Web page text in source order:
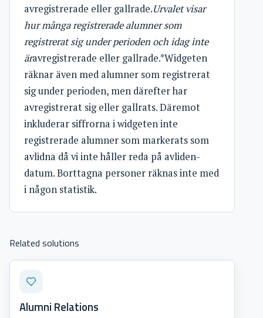
avregistrerade eller gallrade.Urvalet visar
hur många registrerade alumner som
registrerat sig under perioden och idag inte
äravregistrerade eller gallrade.*Widgeten
räknar även med alumner som registrerat
sig under perioden, men därefter har
avregistrerat sig eller gallrats. Däremot
inkluderar siffrorna i widgeten inte
registrerade alumner som markerats som
avlidna då vi inte håller reda på avliden-
datum. Borttagna personer räknas inte med
i någon statistik.
Related solutions
Alumni Relations